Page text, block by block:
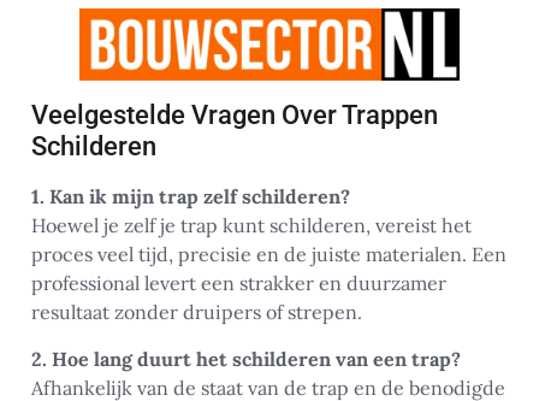
Veelgestelde Vragen Over Trappen
Schilderen
1. Kan ik mijn trap zelf schilderen?
Hoewel je zelf je trap kunt schilderen, vereist het
proces veel tijd, precisie en de juiste materialen. Een
professional levert een strakker en duurzamer
resultaat zonder druipers of strepen.
2. Hoe lang duurt het schilderen van een trap?
Afhankelijk van de staat van de trap en de benodigde